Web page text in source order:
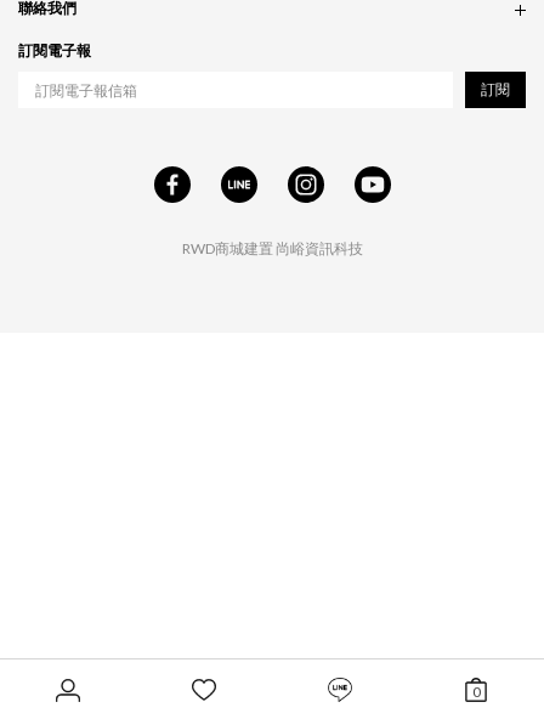
0
RWD商城建置 尚峪資訊科技
食品法規
付款問題
配送問題
退貨問題
會員制度
紅利制度
聯絡我們
合作相關
工作職缺
訂閱電子報
訂閱